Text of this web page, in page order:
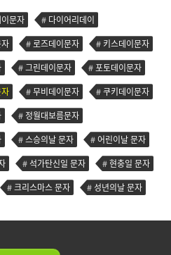
문자
다이어리데이
로즈데이문자
키스데이문자
그린데이문자
포토데이문자
무비데이문자
쿠키데이문자
정월대보름문자
스승의날 문자
어린이날 문자
석가탄신일 문자
현충일 문자
크리스마스 문자 성년의날 문자